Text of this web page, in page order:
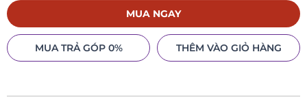
MUA NGAY
MUA TRẢ GÓP 0% THÊM VÀO GIỎ HÀNG